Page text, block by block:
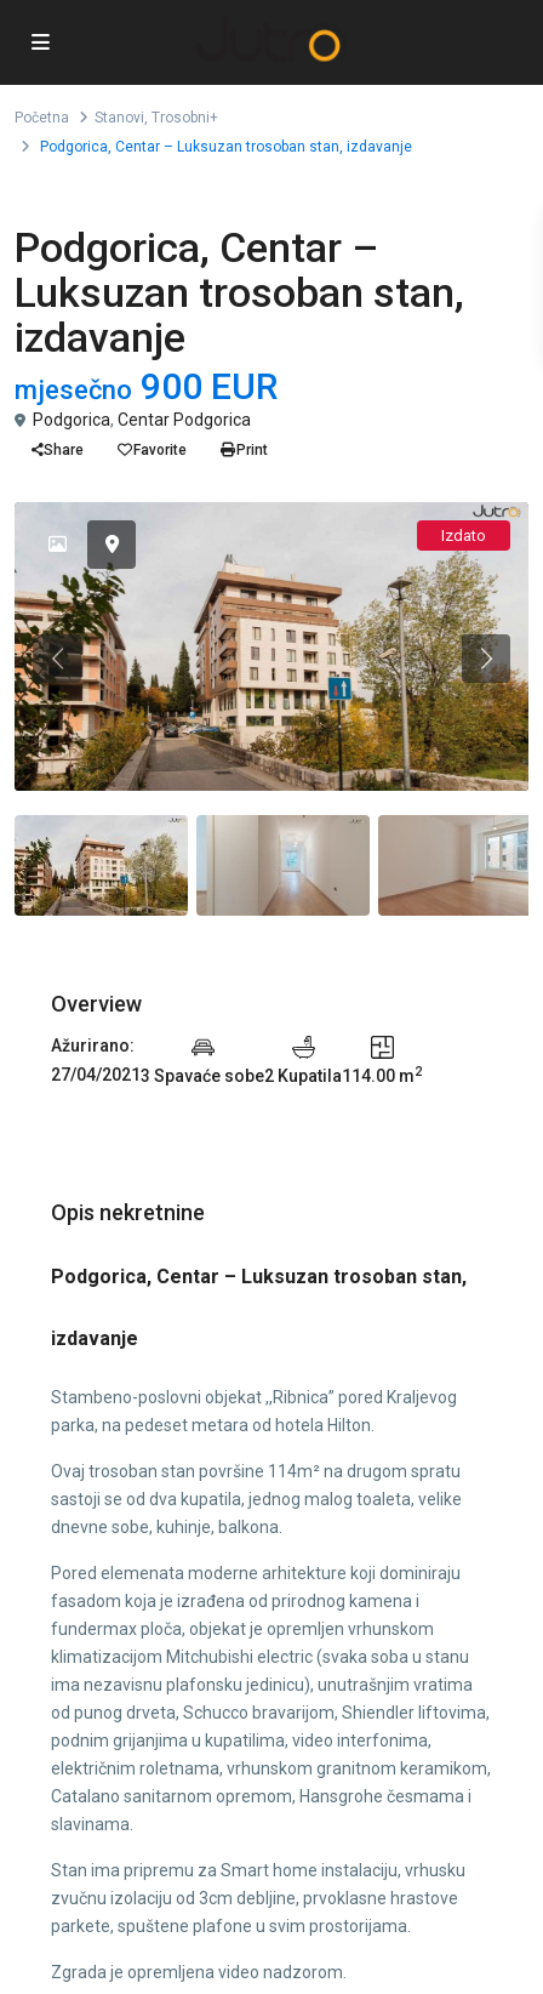
Početna Stanovi, Trosobni+
Podgorica, Centar – Luksuzan trosoban stan, izdavanje
Podgorica, Centar –
Luksuzan trosoban stan,
izdavanje
mjesečno 900 EUR
Podgorica, Centar Podgorica
Share Favorite Print
Izdato
Previous
Overview
Ažurirano:
27/04/20213 Spavaće sobe2 Kupatila114.00 m2
Opis nekretnine
Podgorica, Centar – Luksuzan trosoban stan,
izdavanje
Stambeno-poslovni objekat ,,Ribnica” pored Kraljevog
parka, na pedeset metara od hotela Hilton.
Ovaj trosoban stan površine 114m² na drugom spratu
sastoji se od dva kupatila, jednog malog toaleta, velike
dnevne sobe, kuhinje, balkona.
Pored elemenata moderne arhitekture koji dominiraju
fasadom koja je izrađena od prirodnog kamena i
fundermax ploča, objekat je opremljen vrhunskom
klimatizacijom Mitchubishi electric (svaka soba u stanu
ima nezavisnu plafonsku jedinicu), unutrašnjim vratima
od punog drveta, Schucco bravarijom, Shiendler liftovima,
podnim grijanjima u kupatilima, video interfonima,
električnim roletnama, vrhunskom granitnom keramikom,
Catalano sanitarnom opremom, Hansgrohe česmama i
slavinama.
Stan ima pripremu za Smart home instalaciju, vrhusku
zvučnu izolaciju od 3cm debljine, prvoklasne hrastove
parkete, spuštene plafone u svim prostorijama.
Zgrada je opremljena video nadzorom.